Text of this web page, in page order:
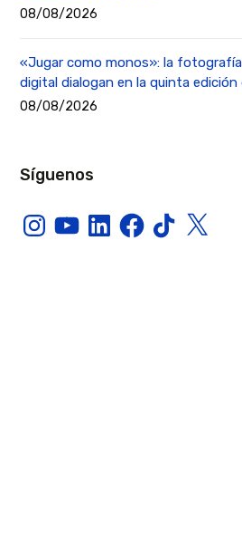
08/08/2026
«Jugar como monos»: la
digital dialogan en la quinta edición
08/08/2026
Síguenos
InstagramYouTubeLinkedInFacebook
TikTokX